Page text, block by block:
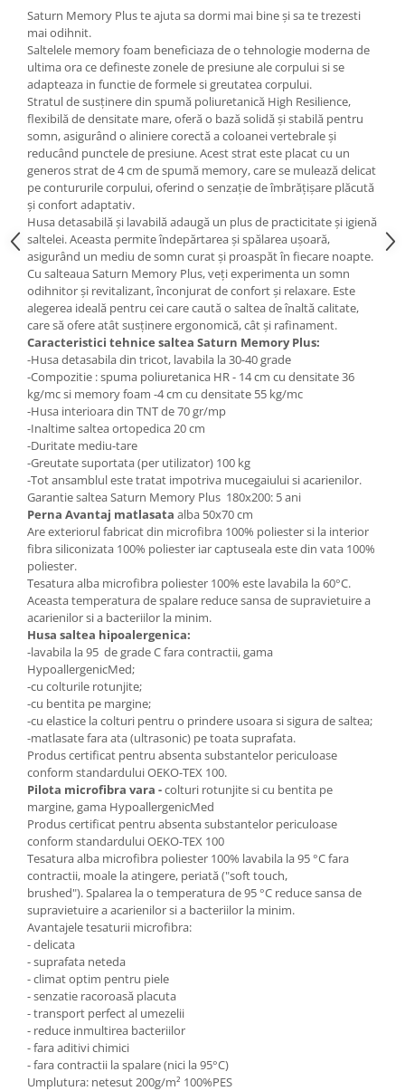
Saltele patuturi copii
Paturi copii
Masa si scaune gradinita
Seturi comode living si dormitor
Saturn Memory Plus te ajuta sa dormi mai bine și sa te trezesti
mai odihnit.
Saltelele memory foam beneficiaza de o tehnologie moderna de
ultima ora cedefineste zonele de presiuneale corpului si se
adapteaza in functie de formele si greutatea corpului.
Stratul de susținere din spumă poliuretanică High Resilience,
flexibilă de densitate mare, oferă o bază solidă și stabilă pentru
somn, asigurând o aliniere corectă a coloanei vertebrale și
reducând punctele de presiune. Acest strat este placat cu un
generos strat de 4 cm de spumă memory, care se mulează delicat
pe contururile corpului, oferind o senzație de îmbrățișare plăcută
și confort adaptativ.
Husa detasabilă și lavabilă adaugă un plus de practicitate și igienă
saltelei. Aceasta permite îndepărtarea și spălarea ușoară,
asigurând un mediu de somn curat și proaspăt în fiecare noapte.
Cu salteaua Saturn Memory Plus, veți experimenta un somn
odihnitor și revitalizant, înconjurat de confort și relaxare. Este
alegerea ideală pentru cei care caută o saltea de înaltă calitate,
care să ofere atât susținere ergonomică, cât și rafinament.
Caracteristici tehnice saltea Saturn Memory Plus:
-Husa detasabila din tricot, lavabila la 30-40 grade
-Compozitie : spuma poliuretanica HR - 14 cm cu densitate 36
kg/mc si memory foam -4 cm cu densitate 55 kg/mc
-Husa interioara din TNT de 70 gr/mp
-Inaltime saltea ortopedica 20 cm
-Duritate mediu-tare
-Greutate suportata (per utilizator) 100 kg
-Tot ansamblul este tratat impotriva mucegaiului si acarienilor.
Garantie saltea Saturn Memory Plus 180x200: 5 ani
Perna Avantaj matlasata alba 50x70 cm
Are exteriorul fabricat din microfibra 100% poliester si la interior
fibra siliconizata 100% poliester iar captuseala este din vata 100%
poliester.
Tesatura alba microfibra poliester 100% este lavabila la 60°C.
Aceasta temperatura de spalare reduce sansa de supravietuire a
acarienilor si a bacteriilor la minim.
Husa saltea hipoalergenica:
-lavabila la 95 de grade C fara contractii, gama
HypoallergenicMed;
-cu colturile rotunjite;
-cu bentita pe margine;
-cu elastice la colturi pentru o prindere usoara si sigura de saltea;
-matlasate fara ata (ultrasonic) pe toata suprafata.
Produs certificat pentru absenta substantelor periculoase
conform standardului OEKO-TEX 100.
Pilota microfibra vara -colturi rotunjite si cu bentita pe
margine, gama HypoallergenicMed
Produs certificat pentru absenta substantelor periculoase
conform standardului OEKO-TEX 100
Tesatura alba microfibra poliester 100% lavabila la 95 °C fara
contractii, moale la atingere, periată ("soft touch,
brushed"). Spalarea la o temperatura de 95 °C reduce sansa de
supravietuire a acarienilor si a bacteriilor la minim.
Avantajele tesaturii microfibra:
- delicata
- suprafata neteda
- climat optim pentru piele
- senzatie racoroasă placuta
- transport perfect al umezelii
- reduce inmultirea bacteriilor
- fara aditivi chimici
- fara contractii la spalare (nici la 95°C)
Umplutura: netesut 200g/m² 100%PES